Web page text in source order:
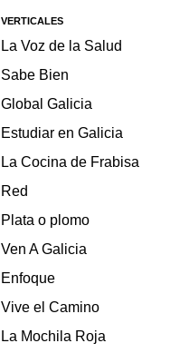
VERTICALES
La Voz de la Salud
Sabe Bien
Global Galicia
Estudiar en Galicia
La Cocina de Frabisa
Red
Plata o plomo
Ven A Galicia
Enfoque
Vive el Camino
La Mochila Roja